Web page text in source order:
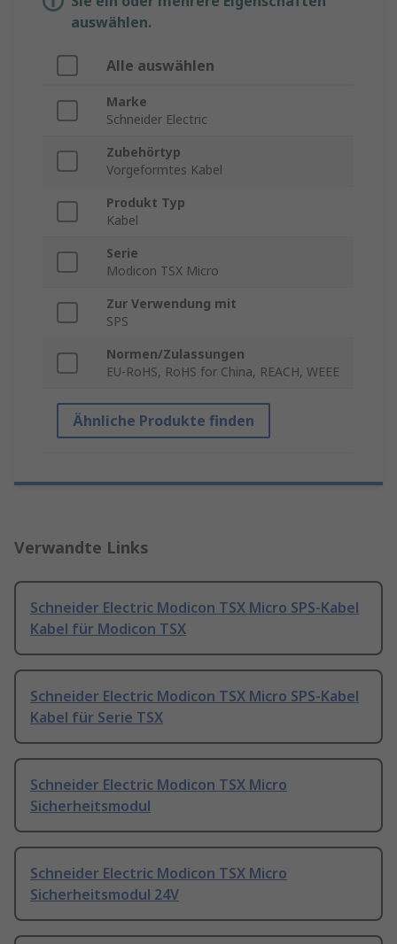
auswählen.
Alle auswählen
Marke
Schneider Electric
Zubehörtyp
Vorgeformtes Kabel
Produkt Typ
Kabel
Serie
Modicon TSX Micro
Zur Verwendung mit
SPS
Normen/Zulassungen
EU-RoHS, RoHS for China, REACH, WEEE
Ähnliche Produkte finden
Verwandte Links
Schneider Electric Modicon TSX Micro SPS-Kabel
Kabel für Modicon TSX
Schneider Electric Modicon TSX Micro SPS-Kabel
Kabel für Serie TSX
Schneider Electric Modicon TSX Micro
Sicherheitsmodul
Schneider Electric Modicon TSX Micro
Sicherheitsmodul 24V